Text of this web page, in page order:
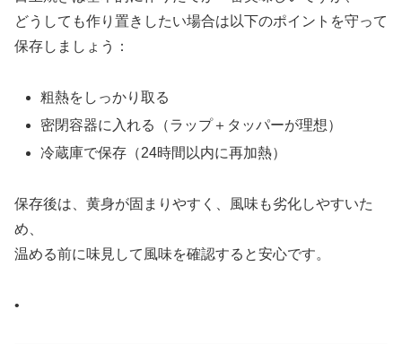
どうしても作り置きしたい場合は以下のポイントを守って
保存しましょう：
粗熱をしっかり取る
密閉容器に入れる（ラップ＋タッパーが理想）
冷蔵庫で保存（24時間以内に再加熱）
保存後は、黄身が固まりやすく、風味も劣化しやすいた
め、
温める前に味見して風味を確認すると安心です。
•